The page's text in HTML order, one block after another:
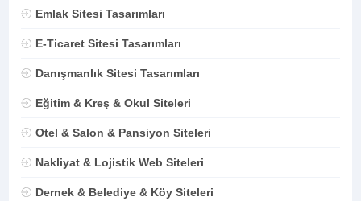
Emlak Sitesi Tasarımları
E-Ticaret Sitesi Tasarımları
Danışmanlık Sitesi Tasarımları
Eğitim & Kreş & Okul Siteleri
Otel & Salon & Pansiyon Siteleri
Nakliyat & Lojistik Web Siteleri
Dernek & Belediye & Köy Siteleri